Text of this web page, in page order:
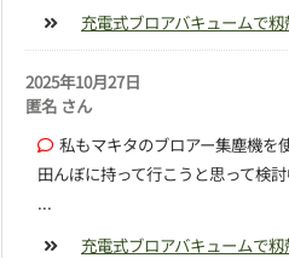
充電式ブロアバキュームで
2025年10月27日
匿名 さん
私もマキタのブロアー集塵機を
田んぼに持って行こうと思って検
...
充電式ブロアバキュームで